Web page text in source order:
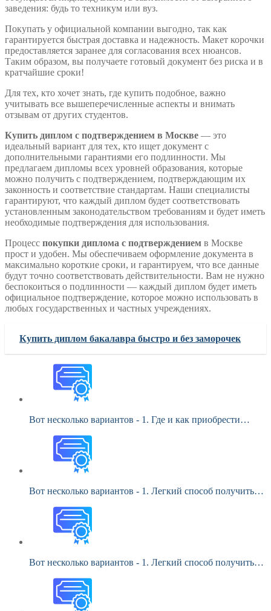
заведения: будь то техникум или вуз.
Покупать у официальной компании выгодно, так как
гарантируется быстрая доставка и надежность. Макет корочки
предоставляется заранее для согласования всех нюансов.
Таким образом, вы получаете готовый документ без риска и в
кратчайшие сроки!
Для тех, кто хочет знать, где купить подобное, важно
учитывать все вышеперечисленные аспекты и внимать
отзывам от других студентов.
Купить диплом с подтверждением в Москве — это
идеальный вариант для тех, кто ищет документ с
дополнительными гарантиями его подлинности. Мы
предлагаем дипломы всех уровней образования, которые
можно получить с подтверждением, подтверждающим их
законность и соответствие стандартам. Наши специалисты
гарантируют, что каждый диплом будет соответствовать
установленным законодательством требованиям и будет иметь
необходимые подтверждения для использования.
Процесс покупки диплома с подтверждением в Москве
прост и удобен. Мы обеспечиваем оформление документа в
максимально короткие сроки, и гарантируем, что все данные
будут точно соответствовать действительности. Вам не нужно
беспокоиться о подлинности — каждый диплом будет иметь
официальное подтверждение, которое можно использовать в
любых государственных и частных учреждениях.
Купить диплом бакалавра быстро и без заморочек
Вот несколько вариантов - 1. Где и как приобрести…
Вот несколько вариантов - 1. Легкий способ получить…
Вот несколько вариантов - 1. Легкий способ получить…